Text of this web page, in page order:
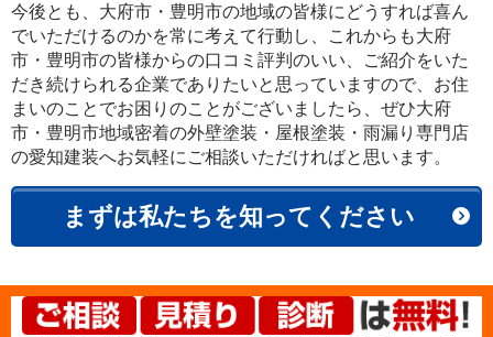
今後とも、大府市・豊明市の地域の皆様にどうすれば喜ん
でいただけるのかを常に考えて行動し、これからも大府
市・豊明市の皆様からの口コミ評判のいい、ご紹介をいた
だき続けられる企業でありたいと思っていますので、お住
まいのことでお困りのことがございましたら、ぜひ大府
市・豊明市地域密着の外壁塗装・屋根塗装・雨漏り専門店
の愛知建装へお気軽にご相談いただければと思います。
まずは私たちを知ってください